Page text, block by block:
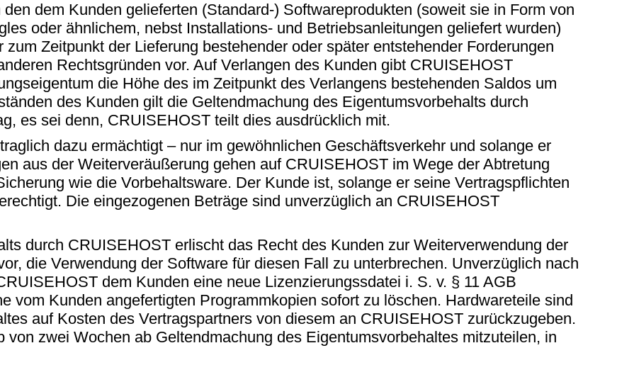
dem Kunden gelieferten (Standard-) Softwareprodukten (soweit sie in Form von
oder ähnlichem, nebst Installations- und Betriebsanleitungen geliefert wurden)
Zeitpunkt der Lieferung bestehender oder später entstehender Forderungen
Rechtsgründen vor. Auf Verlangen des Kunden gibt CRUISEHOST
die Höhe des im Zeitpunkt des Verlangens bestehenden Saldos um
des Kunden gilt die Geltendmachung des Eigentumsvorbehalts durch
es sei denn, CRUISEHOST teilt dies ausdrücklich mit.
dazu ermächtigt – nur im gewöhnlichen Geschäftsverkehr und solange er
aus der Weiterveräußerung gehen auf CRUISEHOST im Wege der Abtretung
wie die Vorbehaltsware. Der Kunde ist, solange er seine Vertragspflichten
Die eingezogenen Beträge sind unverzüglich an CRUISEHOST
durch CRUISEHOST erlischt das Recht des Kunden zur Weiterverwendung der
die Verwendung der Software für diesen Fall zu unterbrechen. Unverzüglich nach
dem Kunden eine neue Lizenzierungssdatei i. S. v. § 11 AGB
vom Kunden angefertigten Programmkopien sofort zu löschen. Hardwareteile sind
auf Kosten des Vertragspartners von diesem an CRUISEHOST zurückzugeben.
zwei Wochen ab Geltendmachung des Eigentumsvorbehaltes mitzuteilen, in